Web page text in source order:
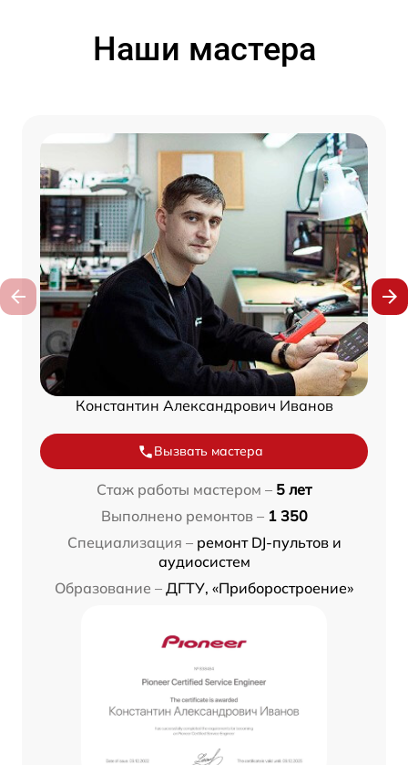
Наши мастера
Константин Александрович Иванов
Вызвать мастера
Стаж работы мастером – 5 лет
Выполнено ремонтов – 1 350
Специализация – ремонт DJ-пультов и
аудиосистем
Образование – ДГТУ, «Приборостроение»